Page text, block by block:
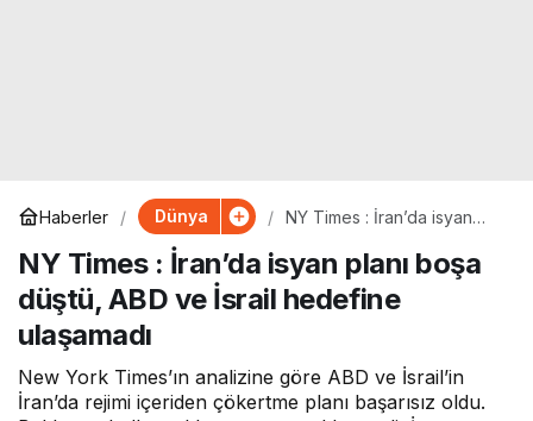
Haberler Dünya
NY Times : İran’da isyan
İsrail hedefine ulaşamadı
NY Times : İran’da isyan planı boşa
düştü, ABD ve İsrail hedefine
ulaşamadı
New York Times’ın analizine göre ABD ve İsrail’in
İran’da rejimi içeriden çökertme planı başarısız oldu.